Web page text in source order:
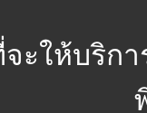
จะให้บริก